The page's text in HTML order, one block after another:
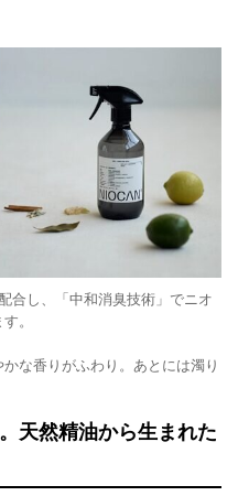
合し、「中和消臭技術」でニオ
。
な香りがふわり。あとには濁り
天然精油から生まれた